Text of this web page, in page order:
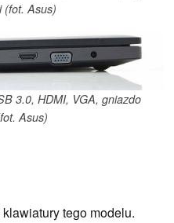
(fot. Asus)
3.0, HDMI, VGA, gniazdo
Asus)
tego modelu.